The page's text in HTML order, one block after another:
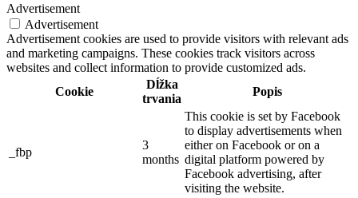
Advertisement
Advertisement
Advertisement cookies are used to provide visitors with relevant ads
and marketing campaigns. These cookies track visitors across
websites and collect information to provide customized ads.
Cookie
Dĺžka
trvania
Popis
_fbp
3
months
This cookie is set by Facebook
to display advertisements when
either on Facebook or on a
digital platform powered by
Facebook advertising, after
visiting the website.